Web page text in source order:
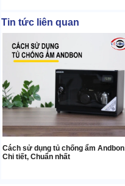
Tin tức liên quan
Cách sử dụng tủ chống ẩm
Chi tiết, Chuẩn nhất